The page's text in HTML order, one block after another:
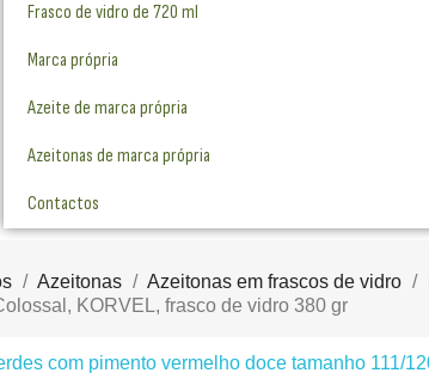
Frasco de vidro de 720 ml
Marca própria
Azeite de marca própria
Azeitonas de marca própria
Contactos
Azeitonas Azeitonas em frascos de vidro
KORVEL, frasco de vidro 380 gr